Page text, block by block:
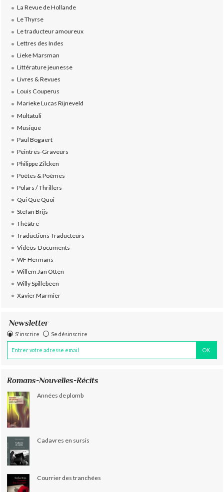
La Revue de Hollande
Le Thyrse
Le traducteur amoureux
Lettres des Indes
Lieke Marsman
Littérature jeunesse
Livres & Revues
Louis Couperus
Marieke Lucas Rijneveld
Multatuli
Musique
Paul Bogaert
Peintres-Graveurs
Philippe Zilcken
Poètes & Poèmes
Polars / Thrillers
Qui Que Quoi
Stefan Brijs
Théâtre
Traductions-Traducteurs
Vidéos-Documents
WF Hermans
Willem Jan Otten
Willy Spillebeen
Xavier Marmier
Newsletter
S'inscrire Se désinscrire
Romans-Nouvelles-Récits
Années de plomb
Cadavres en sursis
Courrier des tranchées